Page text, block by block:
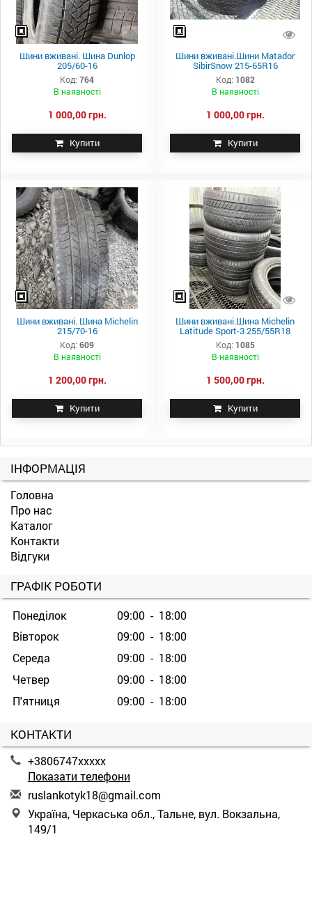
Шини вживані. Шина Dunlop
205/60-16
Код: 764
В наявності
1 000,00 грн.
Купити
Шини вживані.Шини Matador
SibirSnow 215-65R16
Код: 1082
В наявності
1 000,00 грн.
Купити
Шини вживані. Шина Michelin
215/70-16
Код: 609
В наявності
1 200,00 грн.
Купити
Шини вживані.Шина Michelin
Latitude Sport-3 255/55R18
Код: 1085
В наявності
1 500,00 грн.
Купити
ІНФОРМАЦІЯ
Головна
Про нас
Каталог
Контакти
Відгуки
ГРАФІК РОБОТИ
Понеділок
09:00 - 18:00
Вівторок
09:00 - 18:00
Середа
09:00 - 18:00
Четвер
09:00 - 18:00
П'ятниця
09:00 - 18:00
КОНТАКТИ
+3806747xxxxx
Показати телефони
ruslankotyk18@gmail.com
Україна, Черкаська обл., Тальне, вул. Вокзальна,
149/1